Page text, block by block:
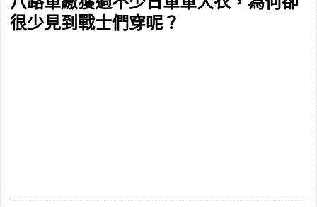
很少見到戰士們穿呢？